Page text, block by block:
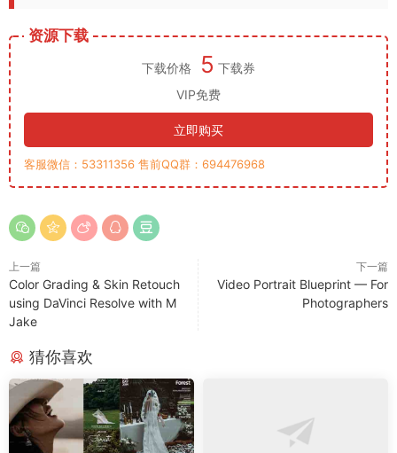
资源下载
下载价格 5 下载券
VIP免费
立即购买
客服微信：53311356 售前QQ群：694476968
上一篇
Color Grading & Skin Retouch
using DaVinci Resolve with M
Jake
下一篇
Video Portrait Blueprint — For
Photographers
猜你喜欢